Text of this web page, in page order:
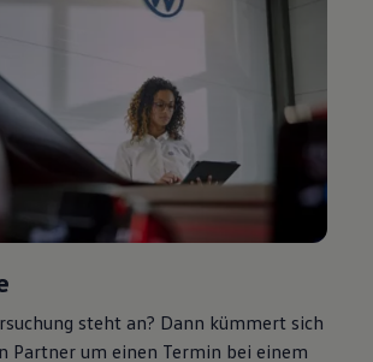
steht an? Dann kümmert sich
Partner um einen Termin bei einem